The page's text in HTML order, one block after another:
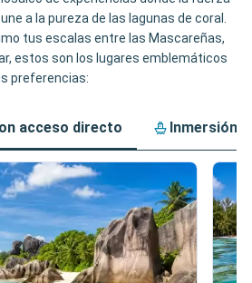
a la pureza de las lagunas de coral.
tus escalas entre las Mascareñas,
estos son los lugares emblemáticos
preferencias:
acceso directo Inmersión